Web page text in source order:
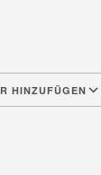
HINZUFÜGEN